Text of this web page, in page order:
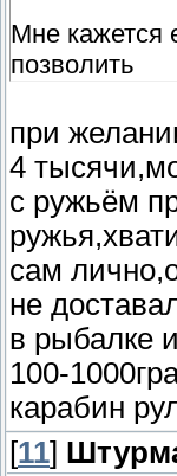
Мне кажется
позволить
при
4
с ружьём
сам
не
в рыбалке
100-
карабин
[11]